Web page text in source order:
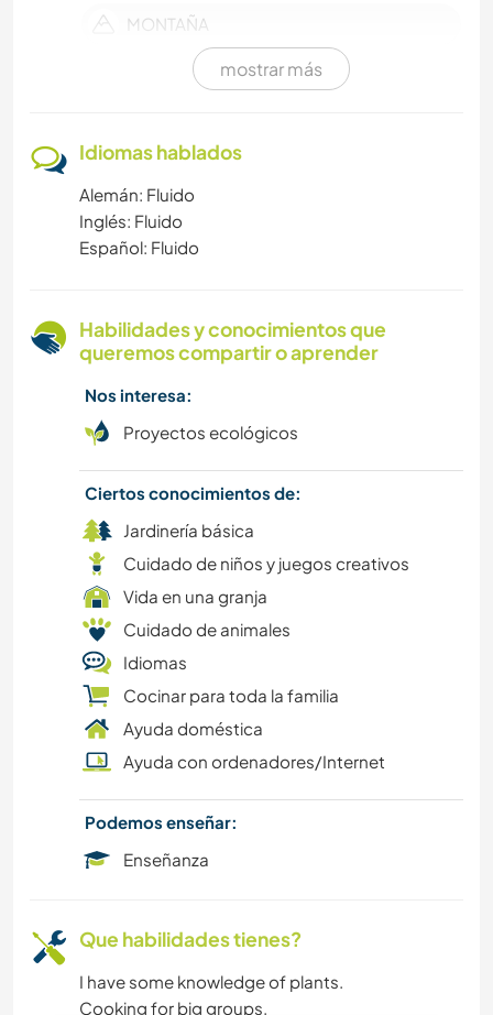
MONTAÑA
DEPORTES DE INVIERNO
NATURALEZA
VIDA EN AUTOCARAVANA
ANIMALES
AGRICULTURA
ACAMPADA
COCINA Y ALIMENTACIÓN
mostrar más
Idiomas hablados
Alemán: Fluido
Inglés: Fluido
Español: Fluido
Habilidades y conocimientos que
queremos compartir o aprender
Nos interesa:
Proyectos ecológicos
Ciertos conocimientos de:
Jardinería básica
Cuidado de niños y juegos creativos
Vida en una granja
Cuidado de animales
Idiomas
Cocinar para toda la familia
Ayuda doméstica
Ayuda con ordenadores/Internet
Podemos enseñar:
Enseñanza
Que habilidades tienes?
I have some knowledge of plants.
Cooking for big groups.